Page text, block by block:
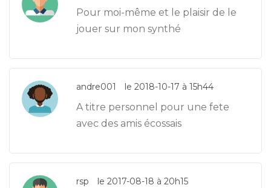
Pour moi-même et le plaisir de le
jouer sur mon synthé
andre001 le 2018-10-17 à 15h44
A titre personnel pour une fete
avec des amis écossais
rsp le 2017-08-18 à 20h15